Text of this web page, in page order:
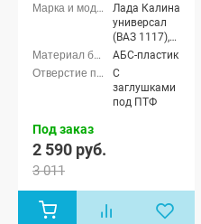
Лада Калина
универсал
(ВАЗ 1117),
Лада Калина
седан (ВАЗ
1118), Лада
Калина
хэтчбек (ВАЗ
АБС-пластик
С
заглушками
под ПТФ
Под заказ
2 590 руб.
3 011